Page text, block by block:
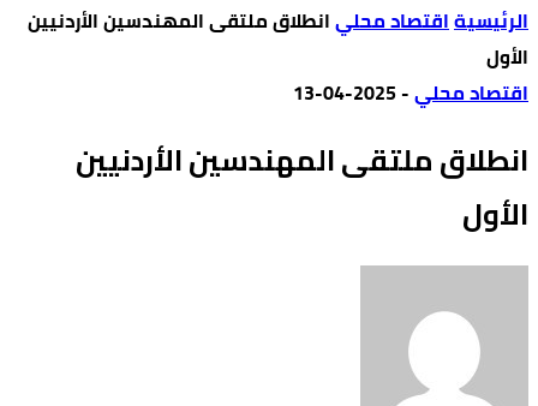
‫الرئيسية‬اقتصاد محليانطلاق ملتقى المهندسين الأردنيين
الأول
اقتصاد محلي-
2025-04-13
انطلاق ملتقى المهندسين الأردنيين
الأول